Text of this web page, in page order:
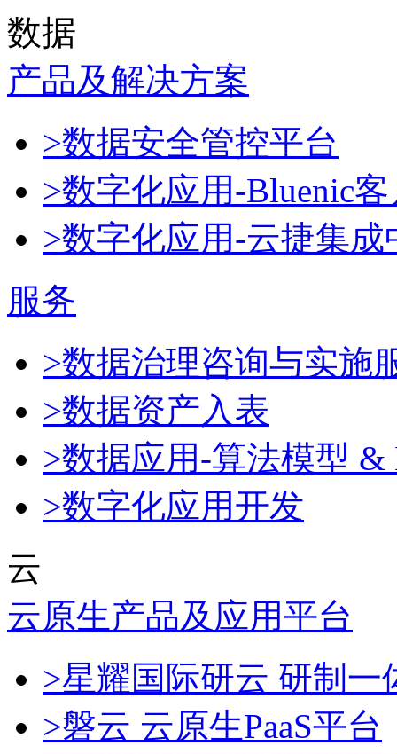
数据
产品及解决方案
>数据安全管控平台
>数字化应用-Bluenic
>数字化应用-云捷集成
服务
>数据治理咨询与实施
>数据资产入表
>数据应用-算法模型 &
>数字化应用开发
云
云原生产品及应用平台
>星耀国际研云 研制
>磐云 云原生PaaS平台